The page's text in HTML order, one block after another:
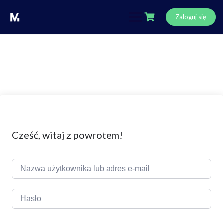
content
Zaloguj się
Cześć, witaj z powrotem!